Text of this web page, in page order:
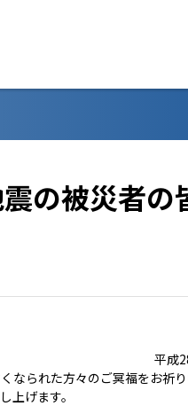
の被災者の
平成
なられた方々のご冥福をお祈
上げます。